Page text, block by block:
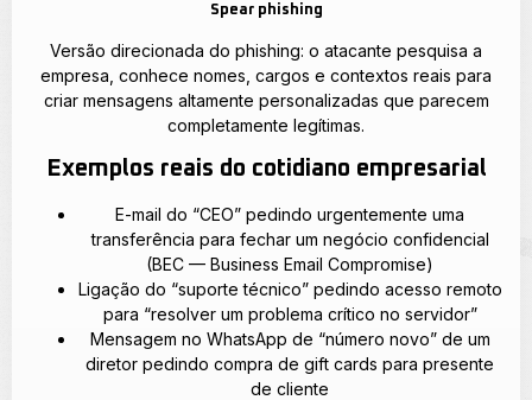
Spear phishing
Versão direcionada do phishing: o atacante pesquisa a
empresa, conhece nomes, cargos e contextos reais para
criar mensagens altamente personalizadas que parecem
completamente legítimas.
Exemplos reais do cotidiano empresarial
E-mail do “CEO” pedindo urgentemente uma
transferência para fechar um negócio confidencial
(BEC — Business Email Compromise)
Ligação do “suporte técnico” pedindo acesso remoto
para “resolver um problema crítico no servidor”
Mensagem no WhatsApp de “número novo” de um
diretor pedindo compra de gift cards para presente
de cliente